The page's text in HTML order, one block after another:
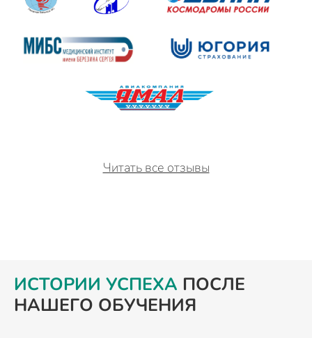
Читать все отзывы
ИСТОРИИ УСПЕХА ПОСЛЕ
НАШЕГО ОБУЧЕНИЯ